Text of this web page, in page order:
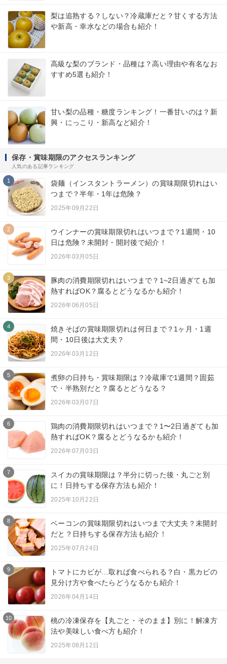
梨は追熟する？しない？冷蔵庫だと？甘くする方法
や新高・幸水などの場合も紹介！
高級な梨のブランド・品種は？高い理由や有名なお
すすめ5選も紹介！
甘い梨の品種・糖度ランキング！一番甘いのは？新
興・にっこり・新高など紹介！
保存・賞味期限のアクセスランキング
人気のある記事ランキング
1
袋麺（インスタントラーメン）の賞味期限切れはい
つまで？半年・1年は危険？
2025年09月22日
2
ウインナーの賞味期限切れはいつまで？1週間・10
日は危険？未開封・開封後で紹介！
2026年03月05日
3
豚肉の消費期限切れはいつまで？1~2日過ぎても加
熱すればOK？腐るとどうなるかも紹介！
2026年06月05日
4
焼きそばの賞味期限切れは何日まで？1ヶ月・1週
間・10日後は大丈夫？
2026年03月12日
5
煮卵の日持ち・賞味期限は？冷蔵庫で1週間？固茹
で・半熟別だと？腐るとどうなる？
2026年03月07日
6
鶏肉の消費期限切れはいつまで？1〜2日過ぎても加
熱すればOK？腐るとどうなるかも紹介！
2026年07月03日
7
スイカの賞味期限は？半分に切った後・丸ごと別
に！日持ちする保存方法も紹介！
2025年10月22日
8
ベーコンの賞味期限切れはいつまで大丈夫？未開封
だと？日持ちする保存方法も紹介！
2025年07月24日
9
トマトにカビが…取れば食べられる？白・黒カビの
見分け方や食べたらどうなるかも紹介！
2026年04月14日
10
桃の冷凍保存を【丸ごと・そのまま】別に！解凍方
法や美味しい食べ方も紹介！
2025年08月12日